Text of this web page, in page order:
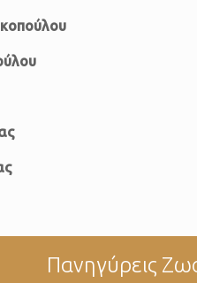
Πανηγύρεις